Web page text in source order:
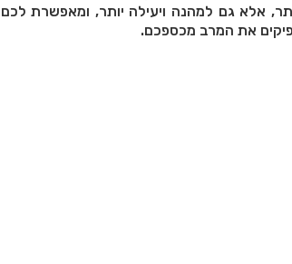
אלא גם למהנה ויעילה יותר, ומאפשרת לכם
את המרב מכספכם.